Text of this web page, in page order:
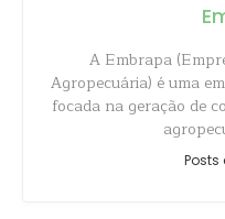
A Embrapa
Agropecuária) é uma
focada na geração de
Posts